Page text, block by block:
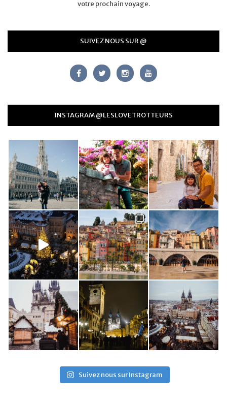
votre prochain voyage.
SUIVEZ NOUS SUR @
INSTAGRAM @LESLOVETROTTEURS
Suivez nous sur Instagram